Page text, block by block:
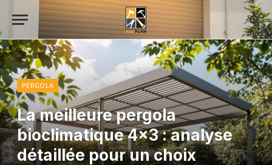
PERGOLA
La meilleure pergola
bioclimatique 4×3 : analyse
détaillée pour un choix